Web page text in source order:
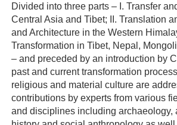
Divided into three parts – I. Transfer
Central Asia and Tibet; II. Translation
and Architecture in the Western
Transformation in Tibet, Nepal,
– and preceded by an introduction by
past and current transformation
religious and material culture are
contributions by experts from various
and disciplines including archaeology,